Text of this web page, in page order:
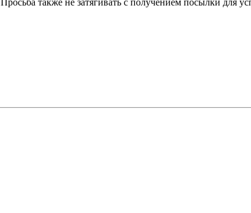
Просьба также не затягивать с получением посылки для